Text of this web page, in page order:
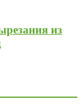
из